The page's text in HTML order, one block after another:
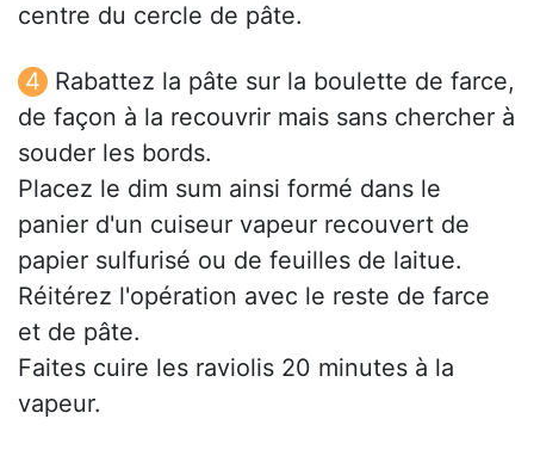
centre du cercle de pâte.
Rabattez la pâte sur la boulette de farce,
de façon à la recouvrir mais sans chercher à
souder les bords.
Placez le dim sum ainsi formé dans le
panier d'un cuiseur vapeur recouvert de
papier sulfurisé ou de feuilles de laitue.
Réitérez l'opération avec le reste de farce
et de pâte.
Faites cuire les raviolis 20 minutes à la
vapeur.